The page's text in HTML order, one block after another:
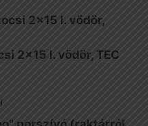
2x15 l. vödör, TEC